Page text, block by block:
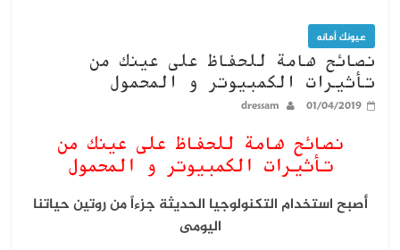
عيونك أمانه
نصائح هامة للحفاظ على عينك من
تأثيرات الكمبيوتر و المحمول
01/04/2019
dressam
نصائح هامة للحفاظ على عينك من
تأثيرات الكمبيوتر و المحمول
أصبح استخدام التكنولوجيا الحديثة جزءاً من روتين حياتنا
اليومى